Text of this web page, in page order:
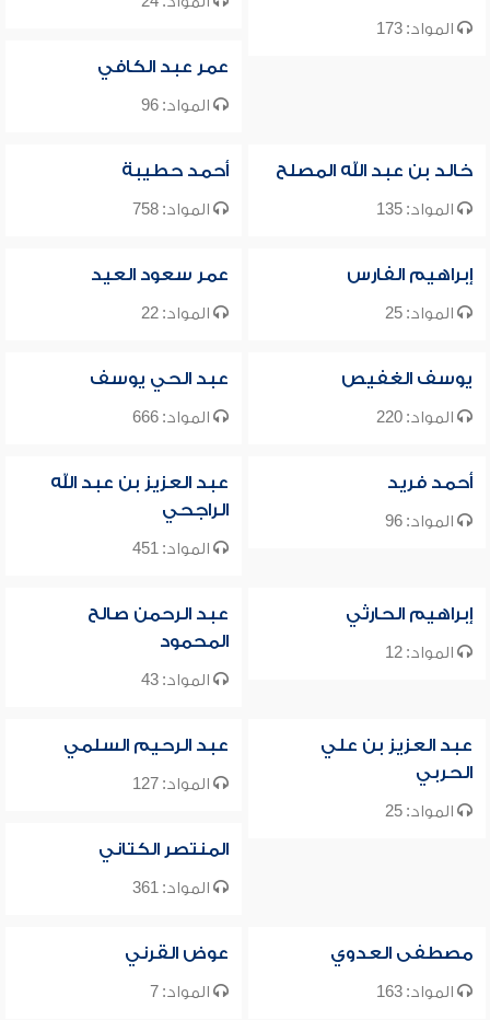
المواد: 173
عمر عبد الكافي
المواد: 96
خالد بن عبد الله المصلح
المواد: 135
أحمد حطيبة
المواد: 758
إبراهيم الفارس
المواد: 25
عمر سعود العيد
المواد: 22
يوسف الغفيص
المواد: 220
عبد الحي يوسف
المواد: 666
أحمد فريد
المواد: 96
عبد العزيز بن عبد الله
الراجحي
المواد: 451
إبراهيم الحارثي
المواد: 12
عبد الرحمن صالح
المحمود
المواد: 43
عبد العزيز بن علي
الحربي
المواد: 25
عبد الرحيم السلمي
المواد: 127
المنتصر الكتاني
المواد: 361
مصطفى العدوي
المواد: 163
عوض القرني
المواد: 7